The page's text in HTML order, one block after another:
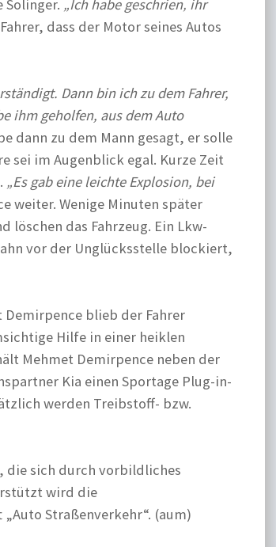
„Ich habe geschrien‚ ihr
dass der Motor seines Autos
Dann bin ich zu dem Fahrer,
ihm geholfen, aus dem Auto
dann zu dem Mann gesagt, er solle
sei im Augenblick egal. Kurze Zeit
„Es gab eine leichte Explosion, bei
weiter. Wenige Minuten später
löschen das Fahrzeug. Ein Lkw-
vor der Unglücksstelle blockiert,
blieb der Fahrer
Hilfe in einer heiklen
Mehmet Demirpence neben der
Kia einen Sportage Plug-in-
werden Treibstoff- bzw.
die sich durch vorbildliches
wird die
Straßenverkehr“. (aum)